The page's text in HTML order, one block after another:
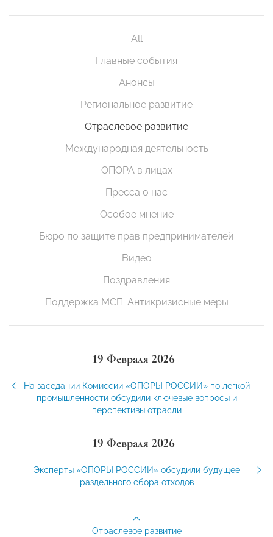
All
Главные события
Анонсы
Региональное развитие
Отраслевое развитие
Международная деятельность
ОПОРА в лицах
Пресса о нас
Особое мнение
Бюро по защите прав предпринимателей
Видео
Поздравления
Поддержка МСП. Антикризисные меры
19 Февраля 2026
На заседании Комиссии «ОПОРЫ РОССИИ» по легкой
промышленности обсудили ключевые вопросы и
перспективы отрасли
19 Февраля 2026
Эксперты «ОПОРЫ РОССИИ» обсудили будущее
раздельного сбора отходов
Отраслевое развитие